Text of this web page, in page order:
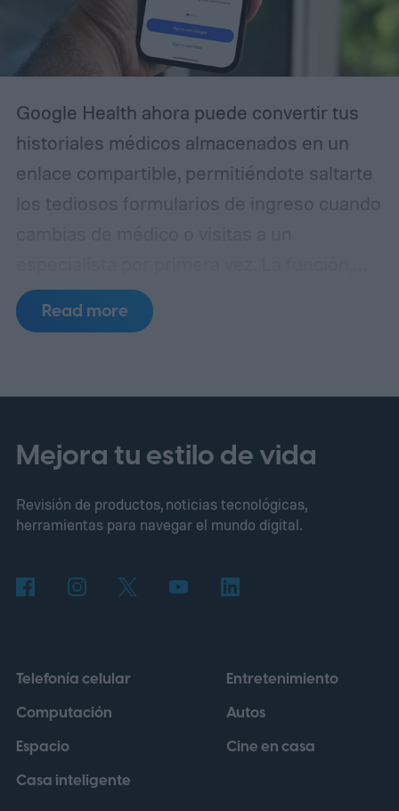
Google Health ahora puede convertir tus
historiales médicos almacenados en un
enlace compartible, permitiéndote saltarte
los tediosos formularios de ingreso cuando
llamada Smart Health Links, se está
desplegando con Google Health versión
Read more
Mejora tu estilo de vida
Revisión de productos, noticias tecnológicas,
herramientas para navegar el mundo digital.
Telefonía celular
Computación
Espacio
Casa inteligente
Entretenimiento
Autos
Cine en casa